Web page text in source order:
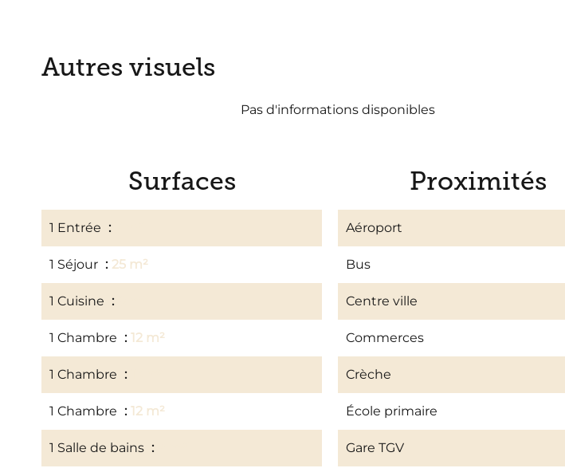
Autres visuels
Pas d'informations disponibles
Surfaces
1 Entrée
1 Séjour 25 m²
1 Cuisine
1 Chambre 12 m²
1 Chambre
1 Chambre 12 m²
1 Salle de bains
Proximités
Aéroport
Bus
Centre ville
Commerces
Crèche
École primaire
Gare TGV